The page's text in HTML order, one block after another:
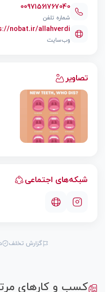
00971561767040
شماره تلفن
nobat.ir/allahverdi
وب‌سایت
تصاویر
شبکه‌های اجتماعی
گزارش تخلف
کسب و کارهای